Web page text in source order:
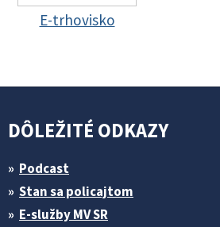
E-trhovisko
DÔLEŽITÉ ODKAZY
Podcast
Stan sa policajtom
E-služby MV SR